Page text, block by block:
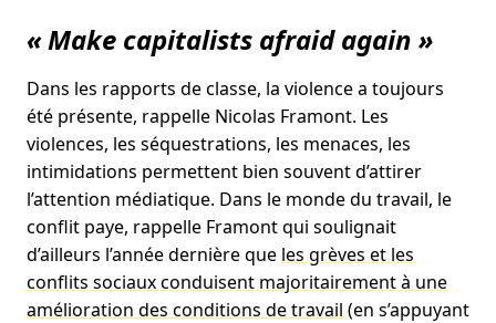
« Make capitalists afraid again »
Dans les rapports de classe, la violence a toujours
été présente, rappelle Nicolas Framont. Les
violences, les séquestrations, les menaces, les
intimidations permettent bien souvent d’attirer
l’attention médiatique. Dans le monde du travail, le
conflit paye, rappelle Framont qui soulignait
d’ailleurs l’année dernière que les grèves et les
conflits sociaux conduisent majoritairement à une
amélioration des conditions de travail (en s’appuyant